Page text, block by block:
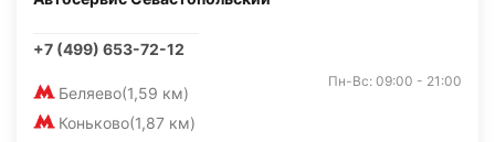
+7 (499) 653-72-12
Беляево(1,59 км)
Коньково(1,87 км)
Пн-Вс: 09:00 - 21:00